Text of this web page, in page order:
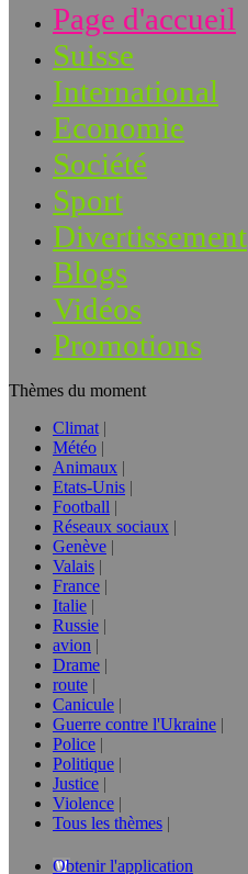
Page d'accueil
Suisse
International
Economie
Société
Sport
Divertissement
Blogs
Vidéos
Promotions
Thèmes du moment
Climat
Météo
Animaux
Etats-Unis
Football
Réseaux sociaux
Genève
Valais
France
Italie
Russie
avion
Drame
route
Canicule
Guerre contre l'Ukraine
Police
Politique
Justice
Violence
Tous les thèmes
Obtenir l'application